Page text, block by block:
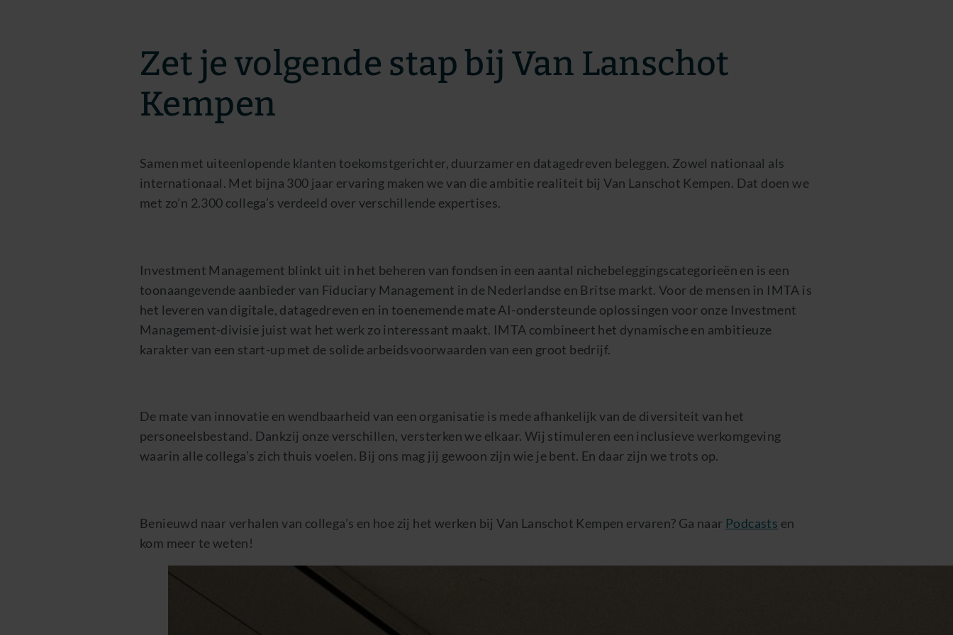
Zet je volgende stap bij Van Lanschot
Kempen
Samen met uiteenlopende klanten toekomstgerichter, duurzamer en datagedreven beleggen. Zowel nationaal als
internationaal. Met bijna 300 jaar ervaring maken we van die ambitie realiteit bij Van Lanschot Kempen. Dat doen we
met zo’n 2.300 collega’s verdeeld over verschillende expertises.
Investment Management blinkt uit in het beheren van fondsen in een aantal nichebeleggingscategorieën en is een
toonaangevende aanbieder van Fiduciary Management in de Nederlandse en Britse markt. Voor de mensen in IMTA is
het leveren van digitale, datagedreven en in toenemende mate AI-ondersteunde oplossingen voor onze Investment
Management-divisie juist wat het werk zo interessant maakt. IMTA combineert het dynamische en ambitieuze
karakter van een start-up met de solide arbeidsvoorwaarden van een groot bedrijf.
De mate van innovatie en wendbaarheid van een organisatie is mede afhankelijk van de diversiteit van het
personeelsbestand. Dankzij onze verschillen, versterken we elkaar. Wij stimuleren een inclusieve werkomgeving
waarin alle collega’s zich thuis voelen. Bij ons mag jij gewoon zijn wie je bent. En daar zijn we trots op.
Benieuwd naar verhalen van collega’s en hoe zij het werken bij Van Lanschot Kempen ervaren? Ga naar Podcasts en
kom meer te weten!